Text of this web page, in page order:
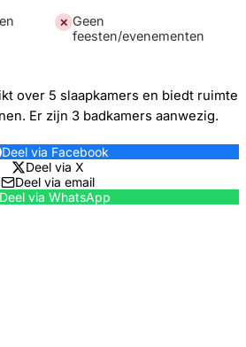
✕ Geen
feesten/evenementen
over 5 slaapkamers en biedt ruimte
Er zijn 3 badkamers aanwezig.
Deel via Facebook
Deel via X
Deel via email
Deel via WhatsApp